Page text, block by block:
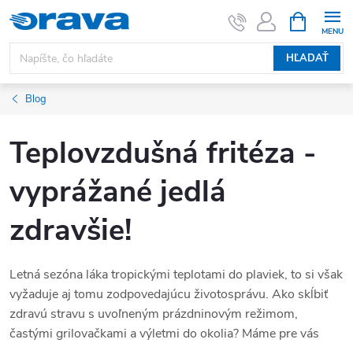
Prejsť na obsah
HĽADAŤ
Blog
Teplovzdušná fritéza -
vyprážané jedlá
zdravšie!
Letná sezóna láka tropickými teplotami do plaviek, to si však
vyžaduje aj tomu zodpovedajúcu životosprávu. Ako skĺbiť
zdravú stravu s uvoľneným prázdninovým režimom,
častými grilovačkami a výletmi do okolia? Máme pre vás